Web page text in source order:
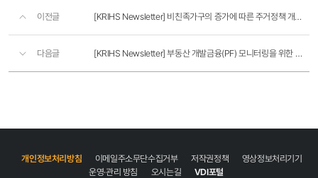
이전글 [KRIHS Newsletter] 비친족가구의 증가에 따른 주거정책 개선 방향
다음글 [KRIHS Newsletter] 부동산 개발금융(PF) 모니터링을 위한 종합정보망 구축 방향
개인정보처리방침 이메일주소무단수집거부 저작권정책
영상정보처리기기
운영·관리 방침
오시는길 VDI포털